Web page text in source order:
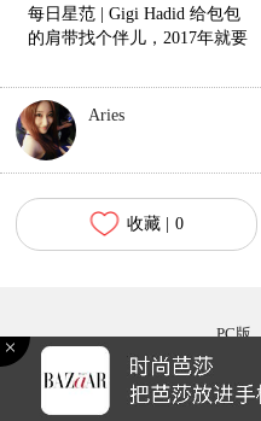
每日星范 | Gigi Hadid 给包包
的肩带找个伴儿，2017年就要
Aries
收藏 | 0
PC版
2016©时尚芭莎版权